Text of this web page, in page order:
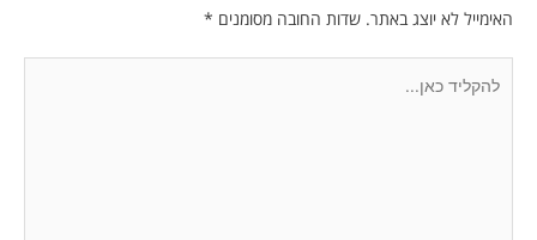
האימייל לא יוצג באתר. שדות החובה מסומנים *